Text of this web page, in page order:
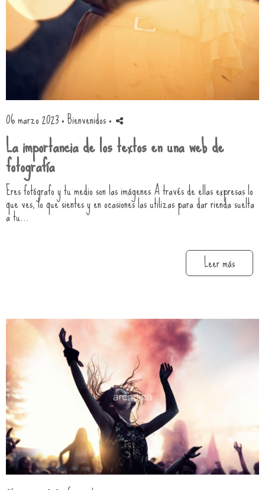
06 marzo 2023 ·Bienvenidos·
La importancia de los textos en una web de
fotografía
Eres fotógrafo y tu medio son las imágenes A través de ellas expresas lo
que ves, lo que sientes y en ocasiones las utilizas para dar rienda suelta
a tu...
Leer más